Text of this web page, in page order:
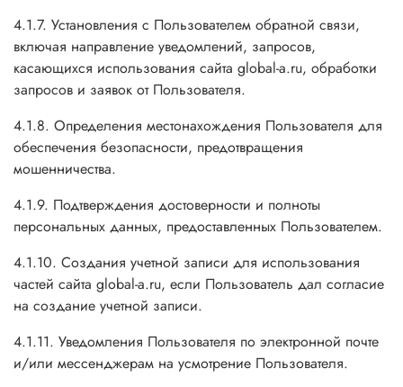
4.1.7. Установления с Пользователем обратной связи,
включая направление уведомлений, запросов,
касающихся использования сайта global-a.ru, обработки
запросов и заявок от Пользователя.
4.1.8. Определения местонахождения Пользователя для
обеспечения безопасности, предотвращения
мошенничества.
4.1.9. Подтверждения достоверности и полноты
персональных данных, предоставленных Пользователем.
4.1.10. Создания учетной записи для использования
частей сайта global-a.ru, если Пользователь дал согласие
на создание учетной записи.
4.1.11. Уведомления Пользователя по электронной почте
и/или мессенджерам на усмотрение Пользователя.